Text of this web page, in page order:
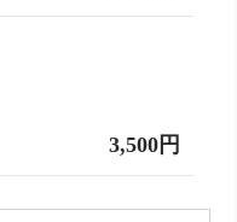
3,500円